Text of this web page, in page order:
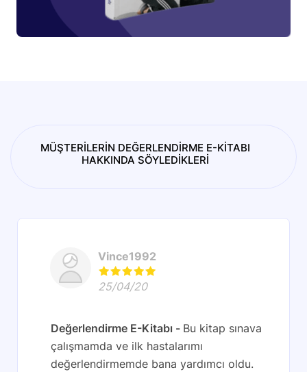
MÜŞTERİLERİN DEĞERLENDİRME E-KİTABI
HAKKINDA SÖYLEDİKLERİ
Vince1992
25/04/20
Değerlendirme E-Kitabı
Bu kitap sınava
çalışmamda ve ilk hastalarımı
değerlendirmemde bana yardımcı oldu.